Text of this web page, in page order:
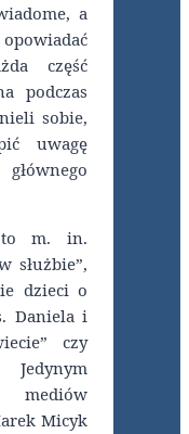
a
część
podczas
sobie,
uwagę
to m. in.
służbie”,
dzieci o
Daniela i
czy
mediów
Micyk